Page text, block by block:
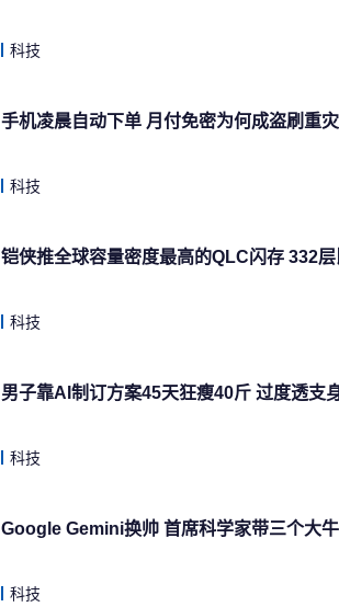
科技
手机凌晨自动下单 月付免密为何成盗刷重
科技
铠侠推全球容量密度最高的QLC闪存 332
科技
男子靠AI制订方案45天狂瘦40斤 过度透支
科技
Google Gemini换帅 首席科学家带三个大
科技